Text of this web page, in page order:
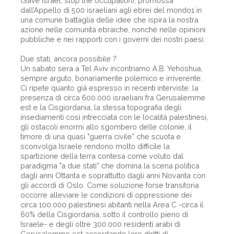
dall’Appello di 500 israeliani agli ebrei del mondo1 in
una comune battaglia delle idee che ispira la nostra
azione nelle comunità ebraiche, nonché nelle opinioni
pubbliche e nei rapporti con i governi dei nostri paesi.
Due stati, ancora possibile ?
Un sabato sera a Tel Aviv incontriamo A.B. Yehoshua,
sempre arguto, bonariamente polemico e irriverente.
Ci ripete quanto già espresso in recenti interviste: la
presenza di circa 600.000 israeliani fra Gerusalemme
est e la Cisgiordania, la stessa topografia degli
insediamenti così intrecciata con le località palestinesi,
gli ostacoli enormi allo sgombero delle colonie, il
timore di una quasi "guerra civile” che scuota e
sconvolga Israele rendono molto difficile la
spartizione della terra contesa come voluto dal
paradigma "a due stati” che domina la scena politica
dagli anni Ottanta e soprattutto dagli anni Novanta con
gli accordi di Oslo. Come soluzione forse transitoria
occorre alleviare le condizioni di oppressione dei
circa 100.000 palestinesi abitanti nella Area C -circa il
60% della Cisgiordania, sotto il controllo pieno di
Israele- e degli oltre 300.000 residenti arabi di